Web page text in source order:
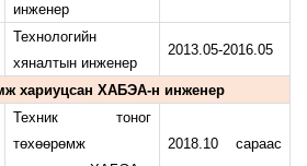
инженер
Технологийн
хяналтын инженер
2013.05-2016.05
хариуцсан ХАБЭА-н инженер
Техник тоног
төхөөрөмж
2018.10 сараас